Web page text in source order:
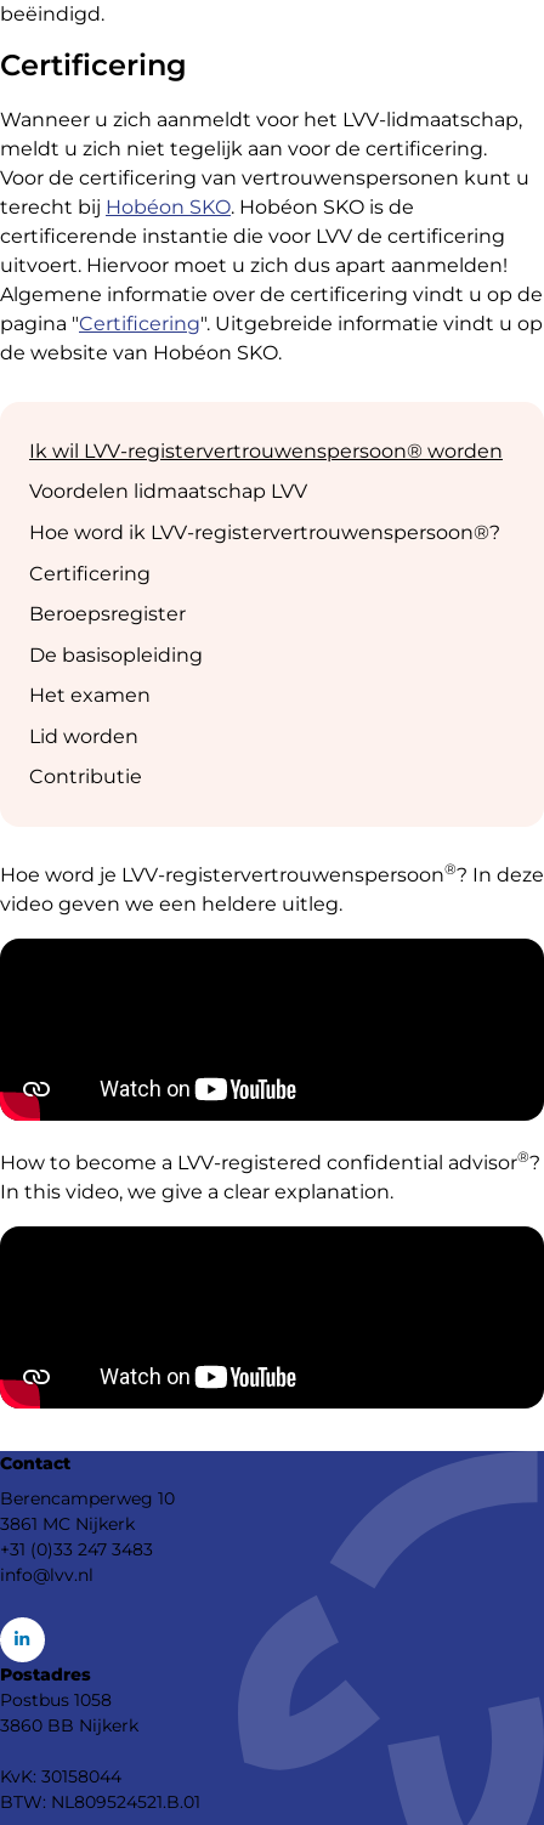
beëindigd.
Certificering
Wanneer u zich aanmeldt voor het LVV-lidmaatschap,
meldt u zich niet tegelijk aan voor de certificering.
Voor de certificering van vertrouwenspersonen kunt u
terecht bij Hobéon SKO. Hobéon SKO is de
certificerende instantie die voor LVV de certificering
uitvoert. Hiervoor moet u zich dus apart aanmelden!
Algemene informatie over de certificering vindt u op de
pagina "Certificering". Uitgebreide informatie vindt u op
de website van Hobéon SKO.
navigation
Ik wil LVV-registervertrouwenspersoon® worden
Voordelen lidmaatschap LVV
Hoe word ik LVV-registervertrouwenspersoon®?
Certificering
Beroepsregister
De basisopleiding
Het examen
Lid worden
Contributie
Hoe word je LVV-registervertrouwenspersoon®? In deze
video geven we een heldere uitleg.
How to become a LVV-registered confidential advisor®?
In this video, we give a clear explanation.
Contact
Berencamperweg 10
3861 MC Nijkerk
+31 (0)33 247 3483
info@lvv.nl
Go
to
LinkedIn
Postadres
Postbus 1058
3860 BB Nijkerk
KvK: 30158044
BTW: NL809524521.B.01